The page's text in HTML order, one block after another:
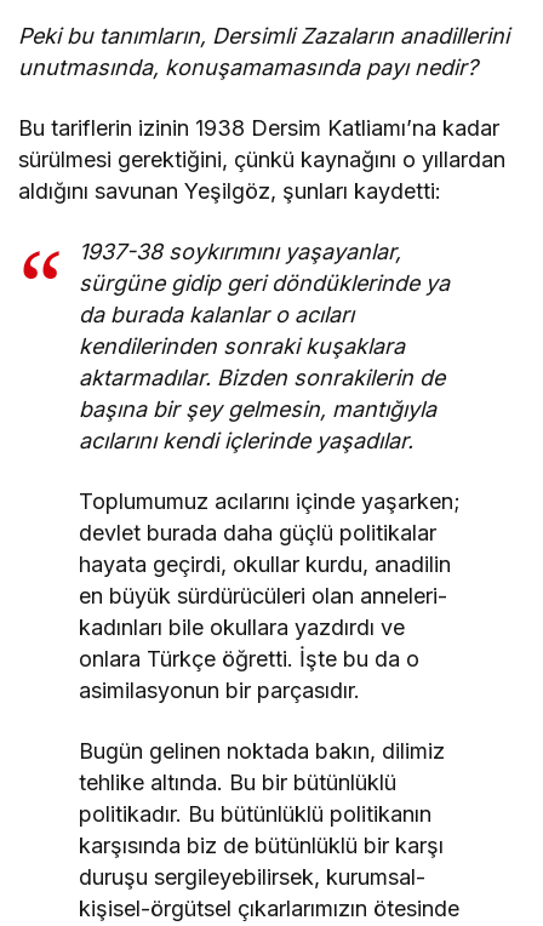
Peki bu tanımların, Dersimli Zazaların anadillerini
unutmasında, konuşamamasında payı nedir?
Bu tariflerin izinin 1938 Dersim Katliamı’na kadar
sürülmesi gerektiğini, çünkü kaynağını o yıllardan
aldığını savunan Yeşilgöz, şunları kaydetti:
1937-38 soykırımını yaşayanlar,
sürgüne gidip geri döndüklerinde ya
da burada kalanlar o acıları
kendilerinden sonraki kuşaklara
aktarmadılar. Bizden sonrakilerin de
başına bir şey gelmesin, mantığıyla
acılarını kendi içlerinde yaşadılar.
Toplumumuz acılarını içinde yaşarken;
devlet burada daha güçlü politikalar
hayata geçirdi, okullar kurdu, anadilin
en büyük sürdürücüleri olan anneleri-
kadınları bile okullara yazdırdı ve
onlara Türkçe öğretti. İşte bu da o
asimilasyonun bir parçasıdır.
Bugün gelinen noktada bakın, dilimiz
tehlike altında. Bu bir bütünlüklü
politikadır. Bu bütünlüklü politikanın
karşısında biz de bütünlüklü bir karşı
duruşu sergileyebilirsek, kurumsal-
kişisel-örgütsel çıkarlarımızın ötesinde